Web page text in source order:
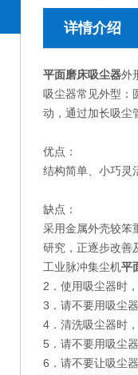
详情介绍
平面磨床吸尘器外
吸尘器常见外型：
动，通过加长吸尘
优点：
结构简单、小巧灵
缺点：
采用金属外壳较笨
研究，正逐步改善
工业脉冲集尘机平
2．使用吸尘器时
3．请不要用吸尘
4．清洗吸尘器时
5．请不要用吸尘
6．请不要让吸尘